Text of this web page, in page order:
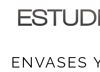
ENVASES